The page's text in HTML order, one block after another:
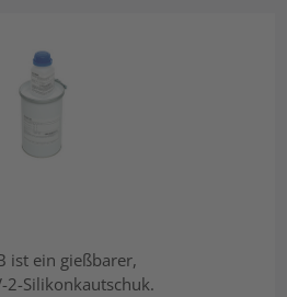
ist ein gießbarer,
2-Silikonkautschuk.